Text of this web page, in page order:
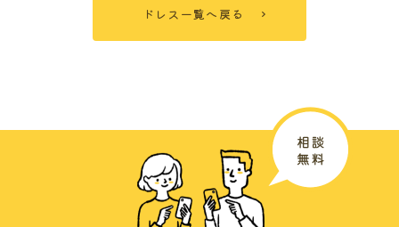
広島ブライダル館について
結婚を決めたおふたりが
今からすることは？
ドレス一覧へ戻る